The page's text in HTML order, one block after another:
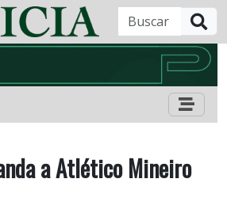
a Atlético Mineiro